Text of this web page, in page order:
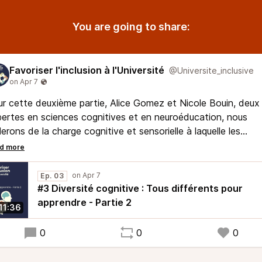
You are going to share:
Favoriser l'inclusion à l'Université @Universite_inclusive
cette deuxième partie, Alice Gomez et Nicole Bouin, deux
en sciences cognitives et en neuroéducation, nous
de la charge cognitive et sensorielle à laquelle les
atteintes de troubles spécifiques des apprentissages
confrontées quotidiennement. Ainsi, elles aborderont
que cela implique dans le champ social.
Ep. 03
#3 Diversité cognitive : Tous différents pour
apprendre - Partie 2
0 0 0